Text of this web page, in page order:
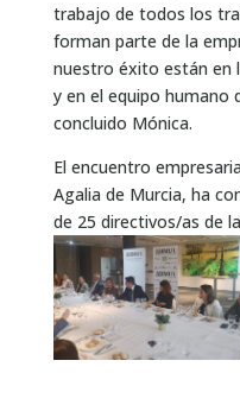
trabajo de todos los
forman parte de la
nuestro éxito están en
y en el equipo humano
concluido Mónica.
El encuentro
Agalia de Murcia, ha
de 25 directivos/as de